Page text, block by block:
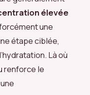
élevée
une
étape ciblée,
Là où
renforce le